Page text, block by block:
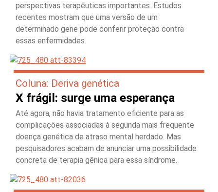
perspectivas terapêuticas importantes. Estudos
recentes mostram que uma versão de um
determinado gene pode conferir proteção contra
essas enfermidades.
Coluna: Deriva genética
X frágil: surge uma esperança
Até agora, não havia tratamento eficiente para as
complicações associadas à segunda mais frequente
doença genética de atraso mental herdado. Mas
pesquisadores acabam de anunciar uma possibilidade
concreta de terapia gênica para essa síndrome.